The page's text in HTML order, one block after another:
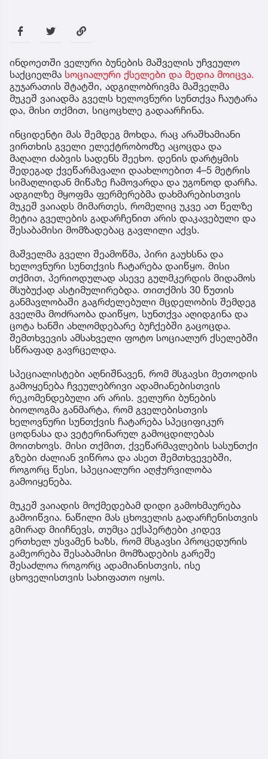
ინდოეთში ველური ბუნების მაშველის უჩვეულო
საქციელმა სოციალური ქსელები და მედია მოიცვა.
გუჯარათის შტატში, ადგილობრივმა მაშველმა
მუკეშ ვაიადმა გველს ხელოვნური სუნთქვა ჩაუტარა
და, მისი თქმით, სიცოცხლე გადაარჩინა.
ინციდენტი მას შემდეგ მოხდა, რაც არაშხამიანი
ვირთხის გველი ელექტრობოძზე აცოცდა და
მაღალი ძაბვის სადენს შეეხო. დენის დარტყმის
შედეგად ქვეწარმავალი დაახლოებით 4–5 მეტრის
სიმაღლიდან მიწაზე ჩამოვარდა და უგონოდ დარჩა.
ადგილზე მყოფმა ფერმერებმა დახმარებისთვის
მუკეშ ვაიადს მიმართეს, რომელიც უკვე ათ წელზე
მეტია გველების გადარჩენით არის დაკავებული და
შესაბამისი მომზადებაც გავლილი აქვს.
მაშველმა გველი შეამოწმა, პირი გაუხსნა და
ხელოვნური სუნთქვის ჩატარება დაიწყო. მისი
თქმით, პერიოდულად ასევე გულმკერდის მიდამოს
მსუბუქად ასტიმულირებდა. თითქმის 30 წუთის
განმავლობაში გაგრძელებული მცდელობის შემდეგ
გველმა მოძრაობა დაიწყო, სუნთქვა აღიდგინა და
ცოტა ხანში ახლომდებარე ბუჩქებში გაცოცდა.
შემთხვევის ამსახველი ფოტო სოციალურ ქსელებში
სწრაფად გავრცელდა.
სპეციალისტები აღნიშნავენ, რომ მსგავსი მეთოდის
გამოყენება ჩვეულებრივი ადამიანებისთვის
რეკომენდებული არ არის. ველური ბუნების
ბიოლოგმა განმარტა, რომ გველებისთვის
ხელოვნური სუნთქვის ჩატარება სპეციფიკურ
ცოდნასა და ვეტერინარულ გამოცდილებას
მოითხოვს. მისი თქმით, ქვეწარმავლების სასუნთქი
გზები ძალიან ვიწროა და ასეთ შემთხვევებში,
როგორც წესი, სპეციალური აღჭურვილობა
გამოიყენება.
მუკეშ ვაიადის მოქმედებამ დიდი გამოხმაურება
გამოიწვია. ნაწილი მას ცხოველის გადარჩენისთვის
გმირად მიიჩნევს, თუმცა ექსპერტები კიდევ
ერთხელ უსვამენ ხაზს, რომ მსგავსი პროცედურის
გამეორება შესაბამისი მომზადების გარეშე
შესაძლოა როგორც ადამიანისთვის, ისე
ცხოველისთვის სახიფათო იყოს.